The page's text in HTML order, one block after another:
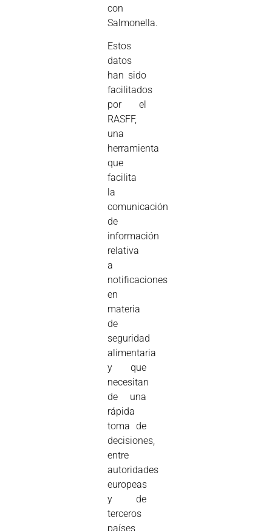
con
Salmonella.
Estos
datos
han sido
facilitados
por el
RASFF,
una
herramienta
que
facilita
la
comunicación
de
información
relativa
a
notificaciones
en
materia
de
seguridad
alimentaria
y que
necesitan
de una
rápida
toma de
decisiones,
entre
autoridades
europeas
y de
terceros
países